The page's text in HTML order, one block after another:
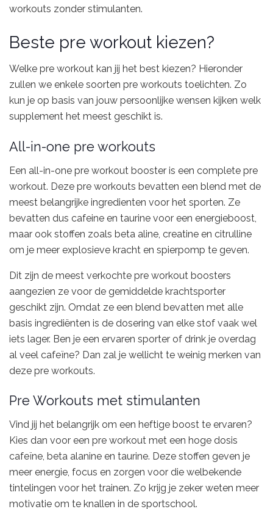
workouts zonder stimulanten.
Beste pre workout kiezen?
Welke pre workout kan jij het best kiezen? Hieronder
zullen we enkele soorten pre workouts toelichten. Zo
kun je op basis van jouw persoonlijke wensen kijken welk
supplement het meest geschikt is.
All-in-one pre workouts
Een all-in-one pre workout booster is een complete pre
workout. Deze pre workouts bevatten een blend met de
meest belangrijke ingredienten voor het sporten. Ze
bevatten dus cafeine en taurine voor een energieboost,
maar ook stoffen zoals beta aline, creatine en citrulline
om je meer explosieve kracht en spierpomp te geven.
Dit zijn de meest verkochte pre workout boosters
aangezien ze voor de gemiddelde krachtsporter
geschikt zijn. Omdat ze een blend bevatten met alle
basis ingrediënten is de dosering van elke stof vaak wel
iets lager. Ben je een ervaren sporter of drink je overdag
al veel cafeïne? Dan zal je wellicht te weinig merken van
deze pre workouts.
Pre Workouts met stimulanten
Vind jij het belangrijk om een heftige boost te ervaren?
Kies dan voor een pre workout met een hoge dosis
cafeïne, beta alanine en taurine. Deze stoffen geven je
meer energie, focus en zorgen voor die welbekende
tintelingen voor het trainen. Zo krijg je zeker weten meer
motivatie om te knallen in de sportschool.